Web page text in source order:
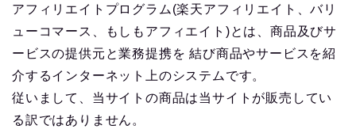
アフィリエイトプログラム(楽天アフィリエイト、バリ
ューコマース、もしもアフィエイト)とは、商品及びサ
ービスの提供元と業務提携を 結び商品やサービスを紹
介するインターネット上のシステムです。
従いまして、当サイトの商品は当サイトが販売してい
る訳ではありません。